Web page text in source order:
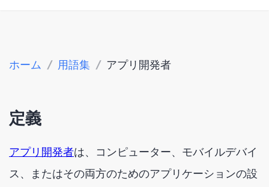
ホーム / 用語集 / アプリ開発者
定義
アプリ開発者は、コンピューター、モバイルデバイ
ス、またはその両方のためのアプリケーションの設